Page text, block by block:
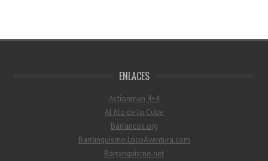
ENLACES
Actionman 4×4
Al filo de lo Cutre
Barrancos.org
Barranquismo.LocoAventura.com
Barranquismo.net